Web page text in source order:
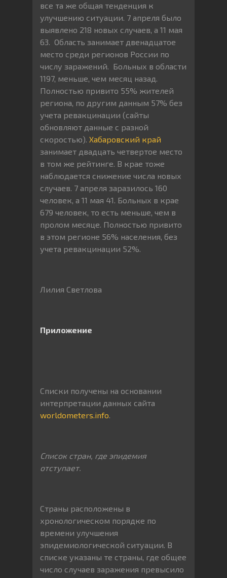
все та же общая тенденция к
улучшению ситуации. 7 апреля было
выявлено 218 новых случаев, а 11 мая
63. Область занимает двенадцатое
место среди регионов России по
числу заражений. Больных в области
1197, меньше, чем месяц назад.
Полностью привито 55% жителей
региона, по другим данным 57% без
учета ревакцинации (сайты
обновляют данные с разной
скоростью). Хабаровский край
занимает двадцать четвертое место
в том же рейтинге. В крае тоже
наблюдается снижение числа новых
случаев. 7 апреля заразилось 160
человек, а 11 мая 41. Больных в крае
679 человек, то есть меньше, чем в
пролом месяце. Полностью привито
в этом регионе 56% населения, без
учета ревакцинации 52%.
Лилия Светлова
Приложение
Списки получены на основании
интерпретации данных сайта
worldometers.info.
Список стран, где эпидемия
отступает.
Страны расположены в
хронологическом порядке по
времени улучшения
эпидемиологической ситуации. В
списке указаны те страны, где общее
число случаев заражения превысило